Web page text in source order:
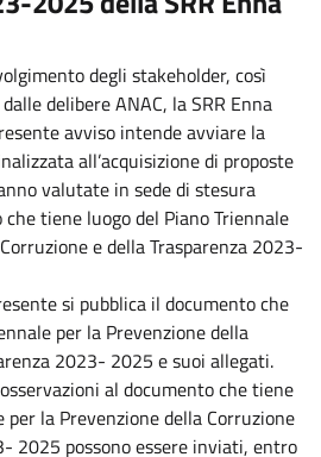
degli stakeholder, così
delibere ANAC, la SRR Enna
avviso intende avviare la
all’acquisizione di proposte
valutate in sede di stesura
tiene luogo del Piano Triennale
e della Trasparenza 2023-
si pubblica il documento che
per la Prevenzione della
2023- 2025 e suoi allegati.
al documento che tiene
per la Prevenzione della Corruzione
2025 possono essere inviati, entro